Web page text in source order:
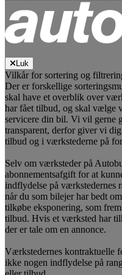
Luk
Vilkår for sortering og
Der er forskellige
skal have et overblik over
har fået tilbud, og skal vælge
servicere din bil. Vi vil gerne
transparent, derfor giver vi
tilbud og i værkstederne på
Selv om værksteder på
abonnementsafgift for at
indflydelse på værkstedernes
når du som bilejer har bedt
tilkøbe eksponering, som
tilbud. Hvis et værksted har
der er tale om en annonce.
Værkstedernes kontraktuelle
ikke nogen indflydelse på